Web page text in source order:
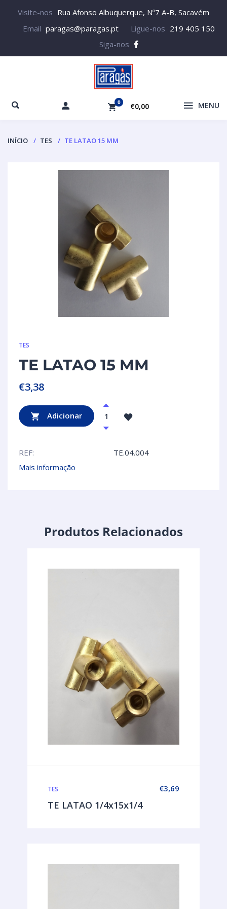
Visite-nos Rua Afonso Albuquerque, Nº7 A-B, Sacavém
Email paragas@paragas.pt Ligue-nos 219 405 150
Siga-nos
0 €0,00 MENU
INÍCIO TES TE LATAO 15 MM
TES
TE LATAO 15 MM
€3,38
Adicionar
REF:
TE.04.004
Mais informação
Produtos Relacionados
€3,69
TES
TE LATAO 1/4x15x1/4